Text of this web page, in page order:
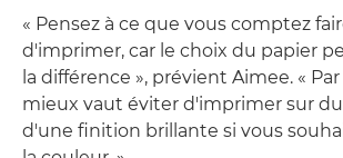
« Pensez à ce que vous comptez
d'imprimer, car le choix du papier
la différence », prévient Aimee. «
mieux vaut éviter d'imprimer sur
d'une finition brillante si vous